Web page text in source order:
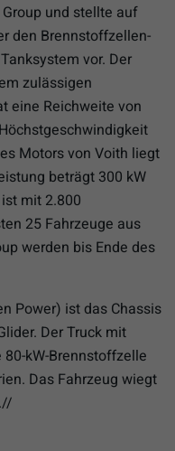
und stellte auf
den Brennstoffzellen-
vor. Der
zulässigen
eine Reichweite von
Motors von Voith liegt
beträgt 300 kW
mit 2.800
25 Fahrzeuge aus
werden bis Ende des
Power) ist das Chassis
Der Truck mit
kW-Brennstoffzelle
Das Fahrzeug wiegt